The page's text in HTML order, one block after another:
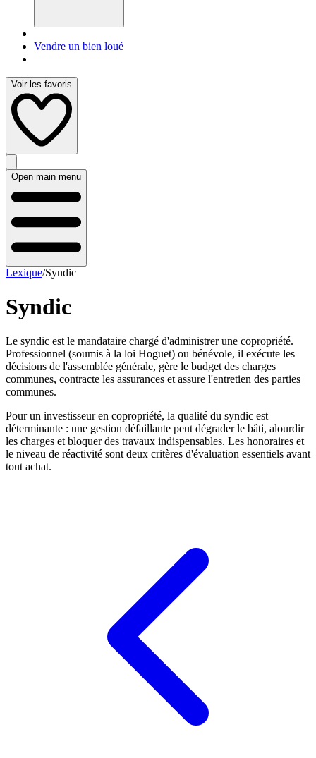
Vendre un bien loué
Voir les favoris
Open main menu
Lexique/Syndic
Syndic
Le syndic est le mandataire chargé d'administrer une copropriété.
Professionnel (soumis à la loi Hoguet) ou bénévole, il exécute les
décisions de l'assemblée générale, gère le budget des charges
communes, contracte les assurances et assure l'entretien des parties
communes.
Pour un investisseur en copropriété, la qualité du syndic est
déterminante : une gestion défaillante peut dégrader le bâti, alourdir
les charges et bloquer des travaux indispensables. Les honoraires et
le niveau de réactivité sont deux critères d'évaluation essentiels avant
tout achat.